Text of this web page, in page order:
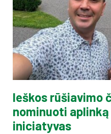
Ieškos rūšiavimo
nominuoti
iniciatyvas